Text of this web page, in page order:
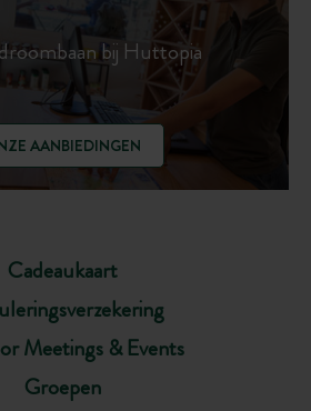
Cadeaukaart
Meetings & Events
Groepen
bij Huttopia
AANBIEDINGEN